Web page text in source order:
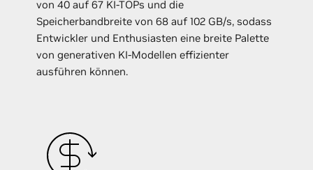
von 40 auf 67 KI-TOPs und die
Speicherbandbreite von 68 auf 102 GB/s, sodass
Entwickler und Enthusiasten eine breite Palette
von generativen KI-Modellen effizienter
ausführen können.